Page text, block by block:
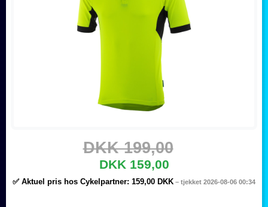
DKK 199,00
DKK 159,00
✅ Aktuel pris hos Cykelpartner: 159,00 DKK – tjekket 2026-08-06 00:34